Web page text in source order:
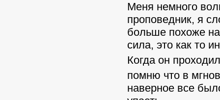
Меня немного
проповедник, я
больше похоже
сила, это как то
Когда он
помню что в
наверное все